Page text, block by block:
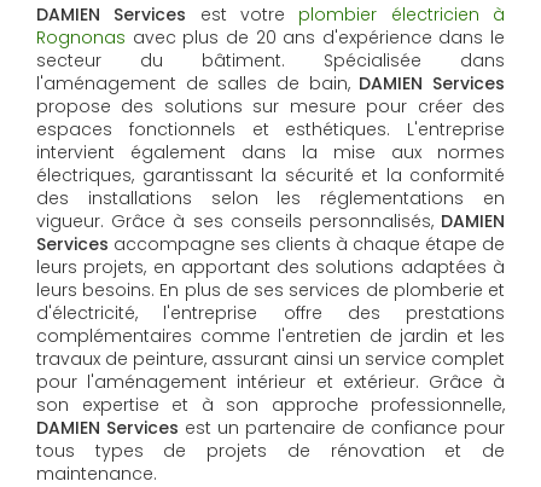
DAMIEN Services est votre plombier électricien à
Rognonas avec plus de 20 ans d'expérience dans le
secteur du bâtiment. Spécialisée dans
l'aménagement de salles de bain, DAMIEN Services
propose des solutions sur mesure pour créer des
espaces fonctionnels et esthétiques. L'entreprise
intervient également dans la mise aux normes
électriques, garantissant la sécurité et la conformité
des installations selon les réglementations en
vigueur. Grâce à ses conseils personnalisés, DAMIEN
Services accompagne ses clients à chaque étape de
leurs projets, en apportant des solutions adaptées à
leurs besoins. En plus de ses services de plomberie et
d'électricité, l'entreprise offre des prestations
complémentaires comme l'entretien de jardin et les
travaux de peinture, assurant ainsi un service complet
pour l'aménagement intérieur et extérieur. Grâce à
son expertise et à son approche professionnelle,
DAMIEN Services​​​​​​​ est un partenaire de confiance pour
tous types de projets de rénovation et de
maintenance.